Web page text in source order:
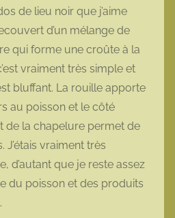
de lieu noir que j’aime
d’un mélange de
qui forme une croûte à la
vraiment très simple et
bluffant. La rouille apporte
au poisson et le côté
de la chapelure permet de
vraiment très
d’autant que je reste assez
du poisson et des produits